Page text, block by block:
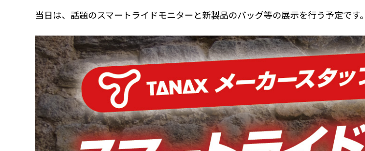
当日は、話題のスマートライドモニターと新製品のバッグ等の展示を行う予定です。